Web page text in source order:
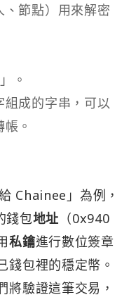
節點）用來解密
。
成的字串，可以
。
Chainee」為例，
錢包地址 （0x940
私鑰進行數位簽章
錢包裡的穩定幣。
將驗證這筆交易，